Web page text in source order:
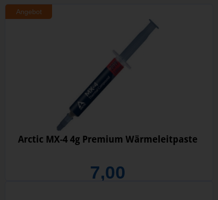
Angebot
Arctic MX-4 4g Premium Wärmeleitpaste
7,00